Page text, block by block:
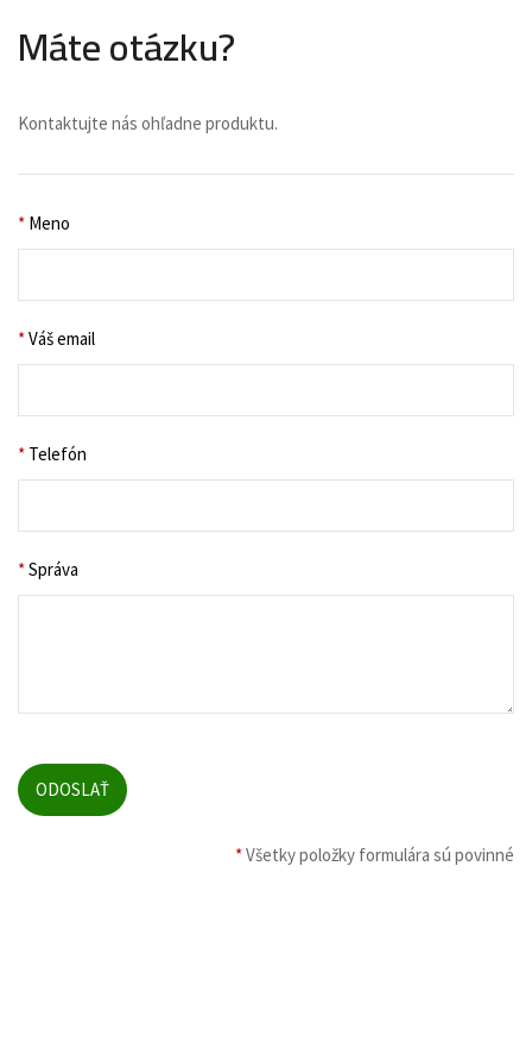
Máte otázku?
Kontaktujte nás ohľadne produktu.
* Meno
*Váš email
* Telefón
*Správa
*Všetky položky formulára sú povinné